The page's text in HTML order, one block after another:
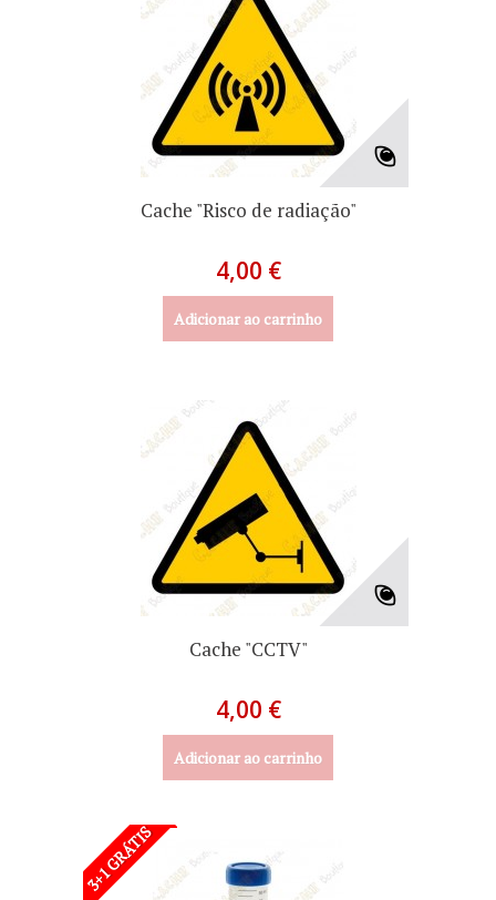
Cache "Risco de radiação"
4,00 €
Adicionar ao carrinho
Cache "CCTV"
4,00 €
Adicionar ao carrinho
3+1 GRÁTIS